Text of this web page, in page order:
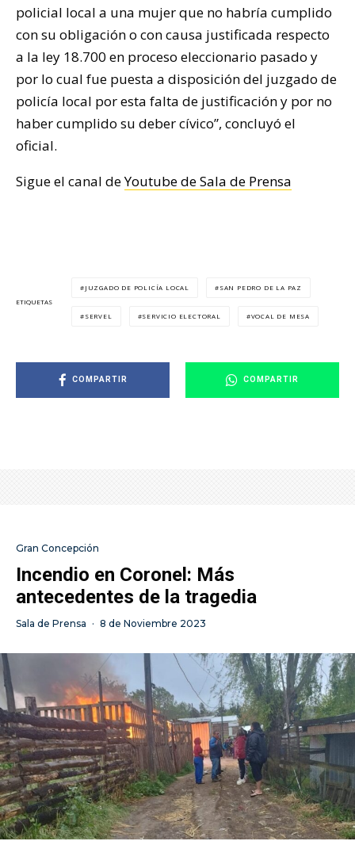
policial local a una mujer que no habría cumplido
con su obligación o con causa justificada respecto
a la ley 18.700 en proceso eleccionario pasado y
por lo cual fue puesta a disposición del juzgado de
policía local por esta falta de justificación y por no
haber cumplido su deber cívico”, concluyó el
oficial.
Sigue el canal deYoutube de Sala de Prensa
ETIQUETAS
JUZGADO DE POLICÍA LOCAL SAN PEDRO DE LA PAZ
SERVEL SERVICIO ELECTORAL VOCAL DE MESA
COMPARTIR COMPARTIR
Gran Concepción
Incendio en Coronel: Más
antecedentes de la tragedia
Sala de Prensa · 8 de Noviembre 2023